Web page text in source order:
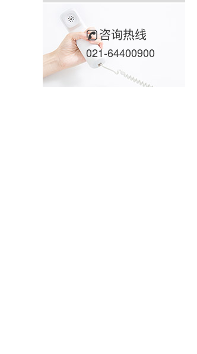
咨询热线
021-64400900